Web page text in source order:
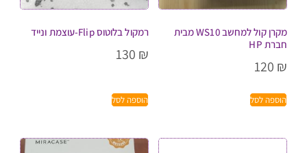
מקרן קול למחשב WS10 מבית
חברת HP
120 ₪
הוספה לסל
רמקול בלוטוס Flip-עוצמת ונייד
130 ₪
הוספה לסל